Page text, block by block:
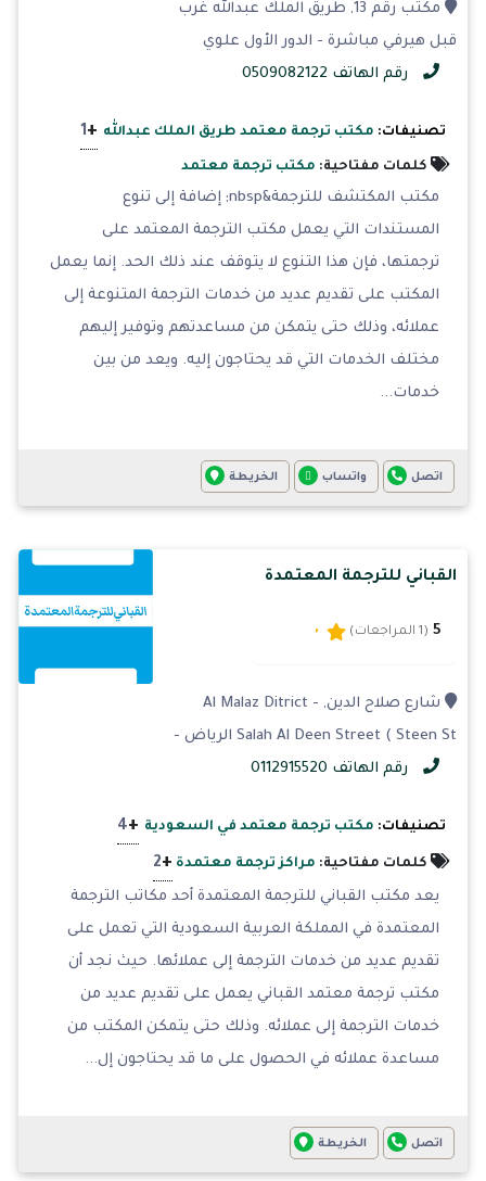
مكتب رقم 13, طريق الملك عبدالله غرب
قبل هيرفي مباشرة - الدور الأول علوي
رقم الهاتف 0509082122
تصنيفات: مكتب ترجمة معتمد طريق الملك عبدالله +
1
كلمات مفتاحية: مكتب ترجمة معتمد
مكتب المكتشف للترجمة&nbsp; إضافة إلى تنوع
المستندات التي يعمل مكتب الترجمة المعتمد على
ترجمتها، فإن هذا التنوع لا يتوقف عند ذلك الحد. إنما يعمل
المكتب على تقديم عديد من خدمات الترجمة المتنوعة إلى
عملائه، وذلك حتى يتمكن من مساعدتهم وتوفير إليهم
مختلف الخدمات التي قد يحتاجون إليه. ويعد من بين
خدمات...
اتصل واتساب الخريطة
القباني للترجمة المعتمدة
5 (1 المراجعات)
شارع صلاح الدين, Al Malaz Ditrict -
Salah Al Deen Street ( Steen St الرياض -
رقم الهاتف 0112915520
تصنيفات: مكتب ترجمة معتمد في السعودية +
4
كلمات مفتاحية: مراكز ترجمة معتمدة +
2
يعد مكتب القباني للترجمة المعتمدة أحد مكاتب الترجمة
المعتمدة في المملكة العربية السعودية التي تعمل على
تقديم عديد من خدمات الترجمة إلى عملائها. حيث نجد أن
مكتب ترجمة معتمد القباني يعمل على تقديم عديد من
خدمات الترجمة إلى عملائه. وذلك حتى يتمكن المكتب من
مساعدة عملائه في الحصول على ما قد يحتاجون إل...
اتصل الخريطة